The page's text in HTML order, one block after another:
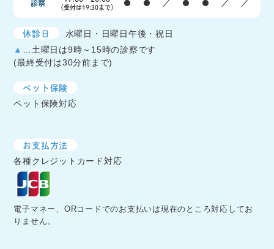
診察 （受付は19:30まで） ● ● ／ ● ● ／ ／
休診日
水曜日・日曜日午後・祝日
▲ …土曜日は9時～15時の診察です
(最終受付は30分前まで)
ペット保険
ペット保険対応
お支払方法
各種クレジットカード対応
電子マネー、ORコードでのお支払いは現在のところ対応してお
りません。